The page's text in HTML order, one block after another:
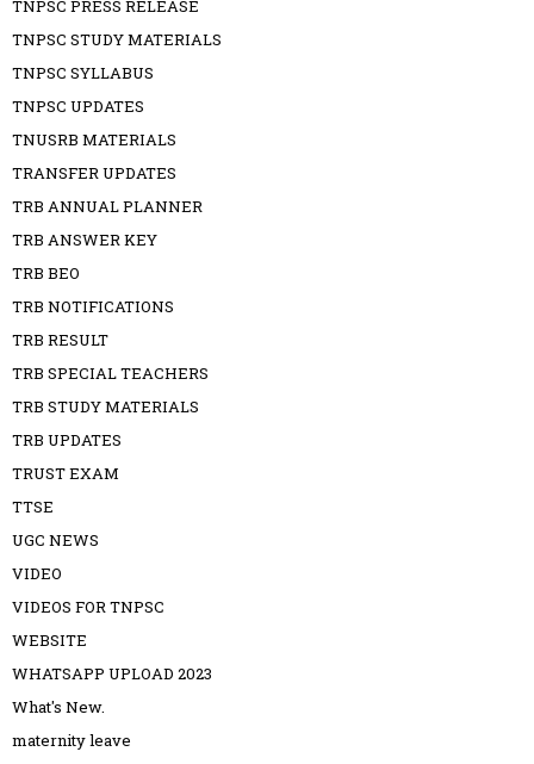
TNPSC PRESS RELEASE
TNPSC STUDY MATERIALS
TNPSC SYLLABUS
TNPSC UPDATES
TNUSRB MATERIALS
TRANSFER UPDATES
TRB ANNUAL PLANNER
TRB ANSWER KEY
TRB BEO
TRB NOTIFICATIONS
TRB RESULT
TRB SPECIAL TEACHERS
TRB STUDY MATERIALS
TRB UPDATES
TRUST EXAM
TTSE
UGC NEWS
VIDEO
VIDEOS FOR TNPSC
WEBSITE
WHATSAPP UPLOAD 2023
What's New.
maternity leave